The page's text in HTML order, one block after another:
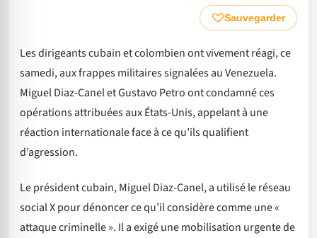
Sauvegarder
Les dirigeants cubain et colombien ont vivement réagi, ce
samedi, aux frappes militaires signalées au Venezuela.
Miguel Diaz-Canel et Gustavo Petro ont condamné ces
opérations attribuées aux États-Unis, appelant à une
réaction internationale face à ce qu’ils qualifient
d’agression.
Le président cubain, Miguel Diaz-Canel, a utilisé le réseau
social X pour dénoncer ce qu’il considère comme une «
attaque criminelle ». Il a exigé une mobilisation urgente de